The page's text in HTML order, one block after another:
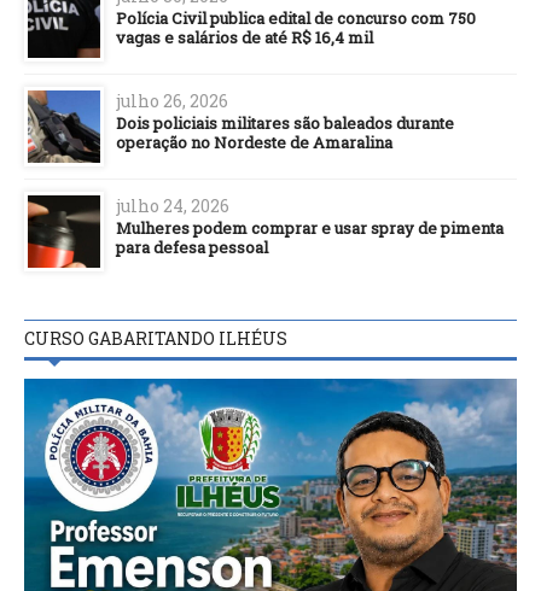
Polícia Civil publica edital de concurso com 750
vagas e salários de até R$ 16,4 mil
julho 26, 2026
Dois policiais militares são baleados durante
operação no Nordeste de Amaralina
julho 24, 2026
Mulheres podem comprar e usar spray de pimenta
para defesa pessoal
CURSO GABARITANDO ILHÉUS